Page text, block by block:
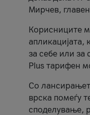
Мирчев,
Корисниците
апликацијата,
за себе или за
Plus тарифен
Со
врска помеѓу
споделување,